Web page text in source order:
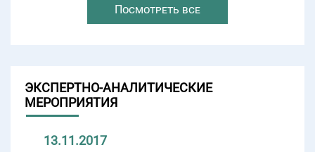
Посмотреть все
ЭКСПЕРТНО-АНАЛИТИЧЕСКИЕ
МЕРОПРИЯТИЯ
13.11.2017